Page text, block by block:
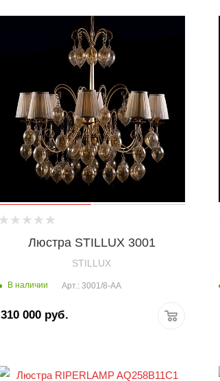
Люстра STILLUX 3001
STILLUX
В наличии Арт.: 3001/8-АА
310 000руб.